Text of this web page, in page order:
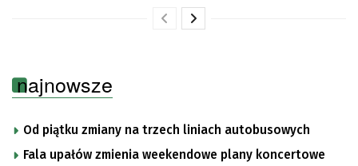
najnowsze
Od piątku zmiany na trzech liniach autobusowych
Fala upałów zmienia weekendowe plany koncertowe